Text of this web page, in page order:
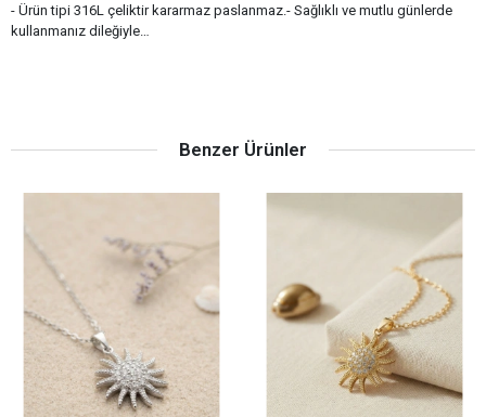
- Ürün tipi 316L çeliktir kararmaz paslanmaz.- Sağlıklı ve mutlu günlerde
kullanmanız dileğiyle…
Benzer Ürünler